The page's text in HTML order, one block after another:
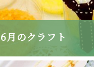
6月のクラフト